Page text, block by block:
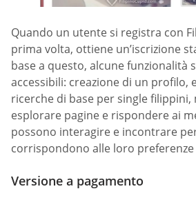
Quando un utente si registra con
prima volta, ottiene un’iscrizione
base a questo, alcune funzionalità
accessibili: creazione di un profilo,
ricerche di base per single
esplorare pagine e rispondere ai
possono interagire e incontrare
corrispondono alle loro
Versione a pagamento